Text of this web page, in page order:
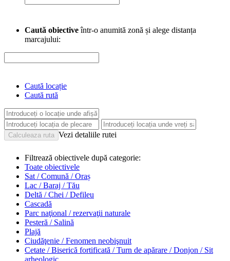
Caută obiectiveîntr-o anumită zonă și alege distanța
marcajului:
Caută locație
Caută rută
Vezi detaliile rutei
Filtrează obiectivele după categorie:
Toate obiectivele
Sat / Comună / Oraș
Lac / Baraj / Tău
Deltă / Chei / Defileu
Cascadă
Parc naţional / rezervaţii naturale
Pesteră / Salină
Plajă
Ciudăţenie / Fenomen neobişnuit
Cetate / Biserică fortificată / Turn de apărare / Donjon / Sit
arheologic